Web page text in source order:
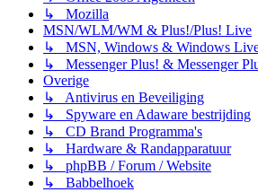
↳ Mozilla
MSN/WLM/WM & Plus!/Plus! Live
↳ MSN, Windows & Windows Live
↳ Messenger Plus! & Messenger
Overige
↳ Antivirus en Beveiliging
↳ Spyware en Adaware bestrijding
↳ CD Brand Programma's
↳ Hardware & Randapparatuur
↳ phpBB / Forum / Website
↳ Babbelhoek